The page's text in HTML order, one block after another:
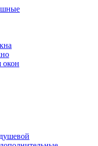
окон